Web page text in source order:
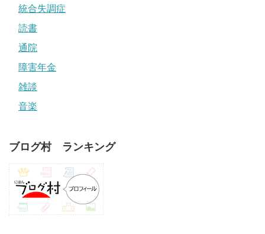
統合失調症
読書
通院
障害年金
雑談
音楽
ブログ村 ランキング